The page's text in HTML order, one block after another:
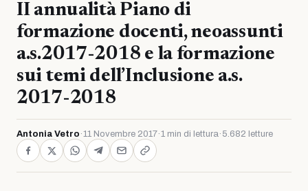
II annualità Piano di
formazione docenti, neoassunti
a.s.2017-2018 e la formazione
sui temi dell’Inclusione a.s.
2017-2018
Antonia Vetro ·11 Novembre 2017·1 min di lettura· 5.682 letture